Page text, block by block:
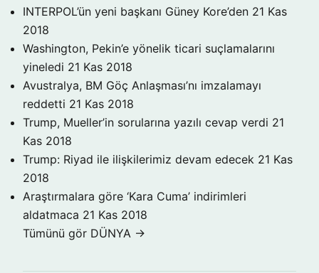
INTERPOL’ün yeni başkanı Güney Kore’den 21 Kas
2018
Washington, Pekin’e yönelik ticari suçlamalarını
yineledi 21 Kas 2018
Avustralya, BM Göç Anlaşması’nı imzalamayı
reddetti 21 Kas 2018
Trump, Mueller’in sorularına yazılı cevap verdi 21
Kas 2018
Trump: Riyad ile ilişkilerimiz devam edecek 21 Kas
2018
Araştırmalara göre ‘Kara Cuma’ indirimleri
aldatmaca 21 Kas 2018
Tümünü gör DÜNYA →